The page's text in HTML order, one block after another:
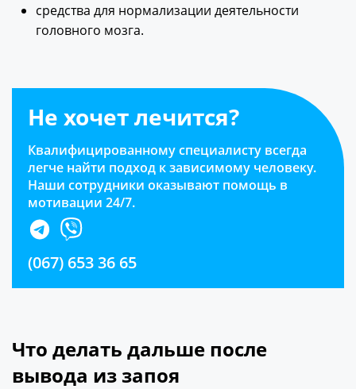
средства для нормализации деятельности
головного мозга.
Не хочет лечится?
Квалифицированному специалисту всегда
легче найти подход к зависимому человеку.
Наши сотрудники оказывают помощь в
мотивации 24/7.
(067) 653 36 65
Что делать дальше после
вывода из запоя